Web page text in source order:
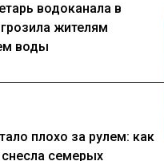
водоканала в
жителям
воды
плохо за рулем: как
снесла семерых